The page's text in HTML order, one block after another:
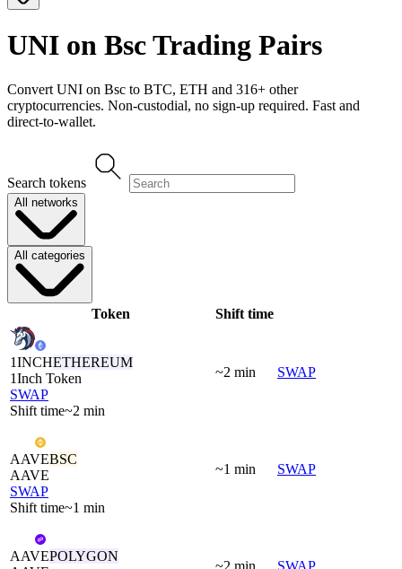
UNI on BscTrading Pairs
Convert UNI on Bsc to BTC, ETH and 316+ other
cryptocurrencies. Non-custodial, no sign-up required. Fast and
direct-to-wallet.
Search tokens
All networks
All categories
Token Shift time
1INCHETHEREUM
1Inch Token
SWAP
Shift time~2 min
~2 min SWAP
AAVEBSC
AAVE
SWAP
Shift time~1 min
~1 min SWAP
AAVEPOLYGON
~2 min SWAP